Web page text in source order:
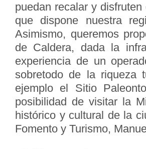
puedan recalar y
que dispone nuestra
Asimismo, queremos
de Caldera, dada la
experiencia de un
sobretodo de la riqueza
ejemplo el Sitio
posibilidad de visitar la
histórico y cultural de la
Fomento y Turismo,